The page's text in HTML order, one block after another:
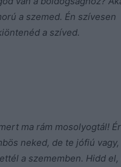
a szemed. Én szívesen
a szíved.
ma rám mosolyogtál!
neked, de te jófiú
a szememben. Hidd el,